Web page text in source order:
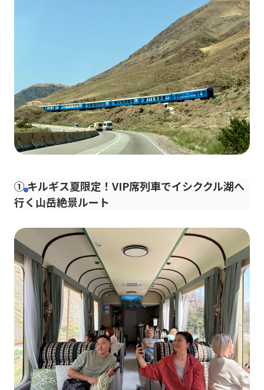
⑤ 相乗りシステムで賢くお得にキルギス旅
Day1｜8月11日（火）アルマトイ到着、市内ゲス
Day2｜8月12日（水）国境越え体験＆ビシュケク
市内観光
Day3｜8月13日（木）列車でイシククル湖へ！ユ
ルタキャンプに到着
Day4｜8月14日（金）鷹匠体験＆絶景乗馬＆スカ
スカキャニオン＆温泉
国境越え、夜空港へ
料金
代金に含まれないもの
私たちがツアーをサポートします
アシュトラベル代表 ヌリヤ（Dushalieva
Nuriya）
Sugi
アシュトラベルを利用されたお客様の声
アシュの特徴：相乗りシステムについて
お申し込みからツアー当日までの流れ
航空券の手配について
① キルギス夏限定！VIP席列車でイシククル湖へ
行く山岳絶景ルート